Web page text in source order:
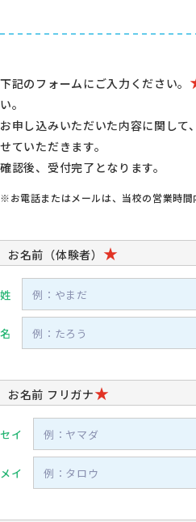
下記のフォームにご入力ください。
い。
お申し込みいただいた内容に関して
せていただきます。
確認後、受付完了となります。
※お電話またはメールは、当校の営業時間
お名前（体験者） ★
姓
名
お名前 フリガナ★
セイ
メイ